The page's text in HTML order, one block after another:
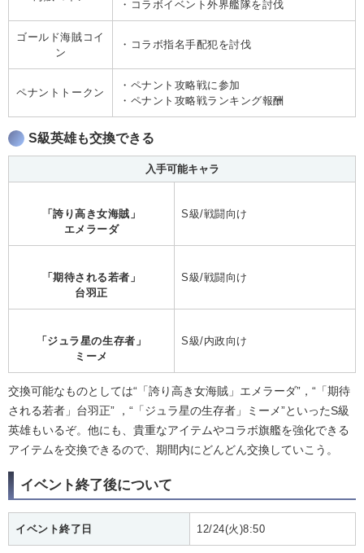
・コラボイベント外界艦隊を討伐
ゴールド海賊コイ
ン
・コラボ指名手配犯を討伐
ペナントトークン
・ペナント攻略戦に参加
・ペナント攻略戦ランキング報酬
S級英雄も交換できる
入手可能キャラ
「誇り高き女海賊」
エメラーダ
S級/戦闘向け
「期待される若者」
台羽正
S級/戦闘向け
「ジュラ星の生存者」
ミーメ
S級/内政向け
交換可能なものとしては“「誇り高き女海賊」エメラーダ”，“「期待
される若者」台羽正” ，“「ジュラ星の生存者」ミーメ”といったS級
英雄もいるぞ。他にも、貴重なアイテムやコラボ旗艦を強化できる
アイテムを交換できるので、期間内にどんどん交換していこう。
イベント終了後について
イベント終了日 12/24(火)8:50